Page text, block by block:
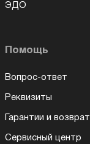
ЭДО
Помощь
Вопрос-ответ
Реквизиты
Гарантии и возврат
Сервисный центр